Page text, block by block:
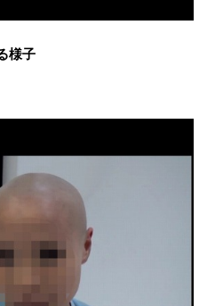
様子